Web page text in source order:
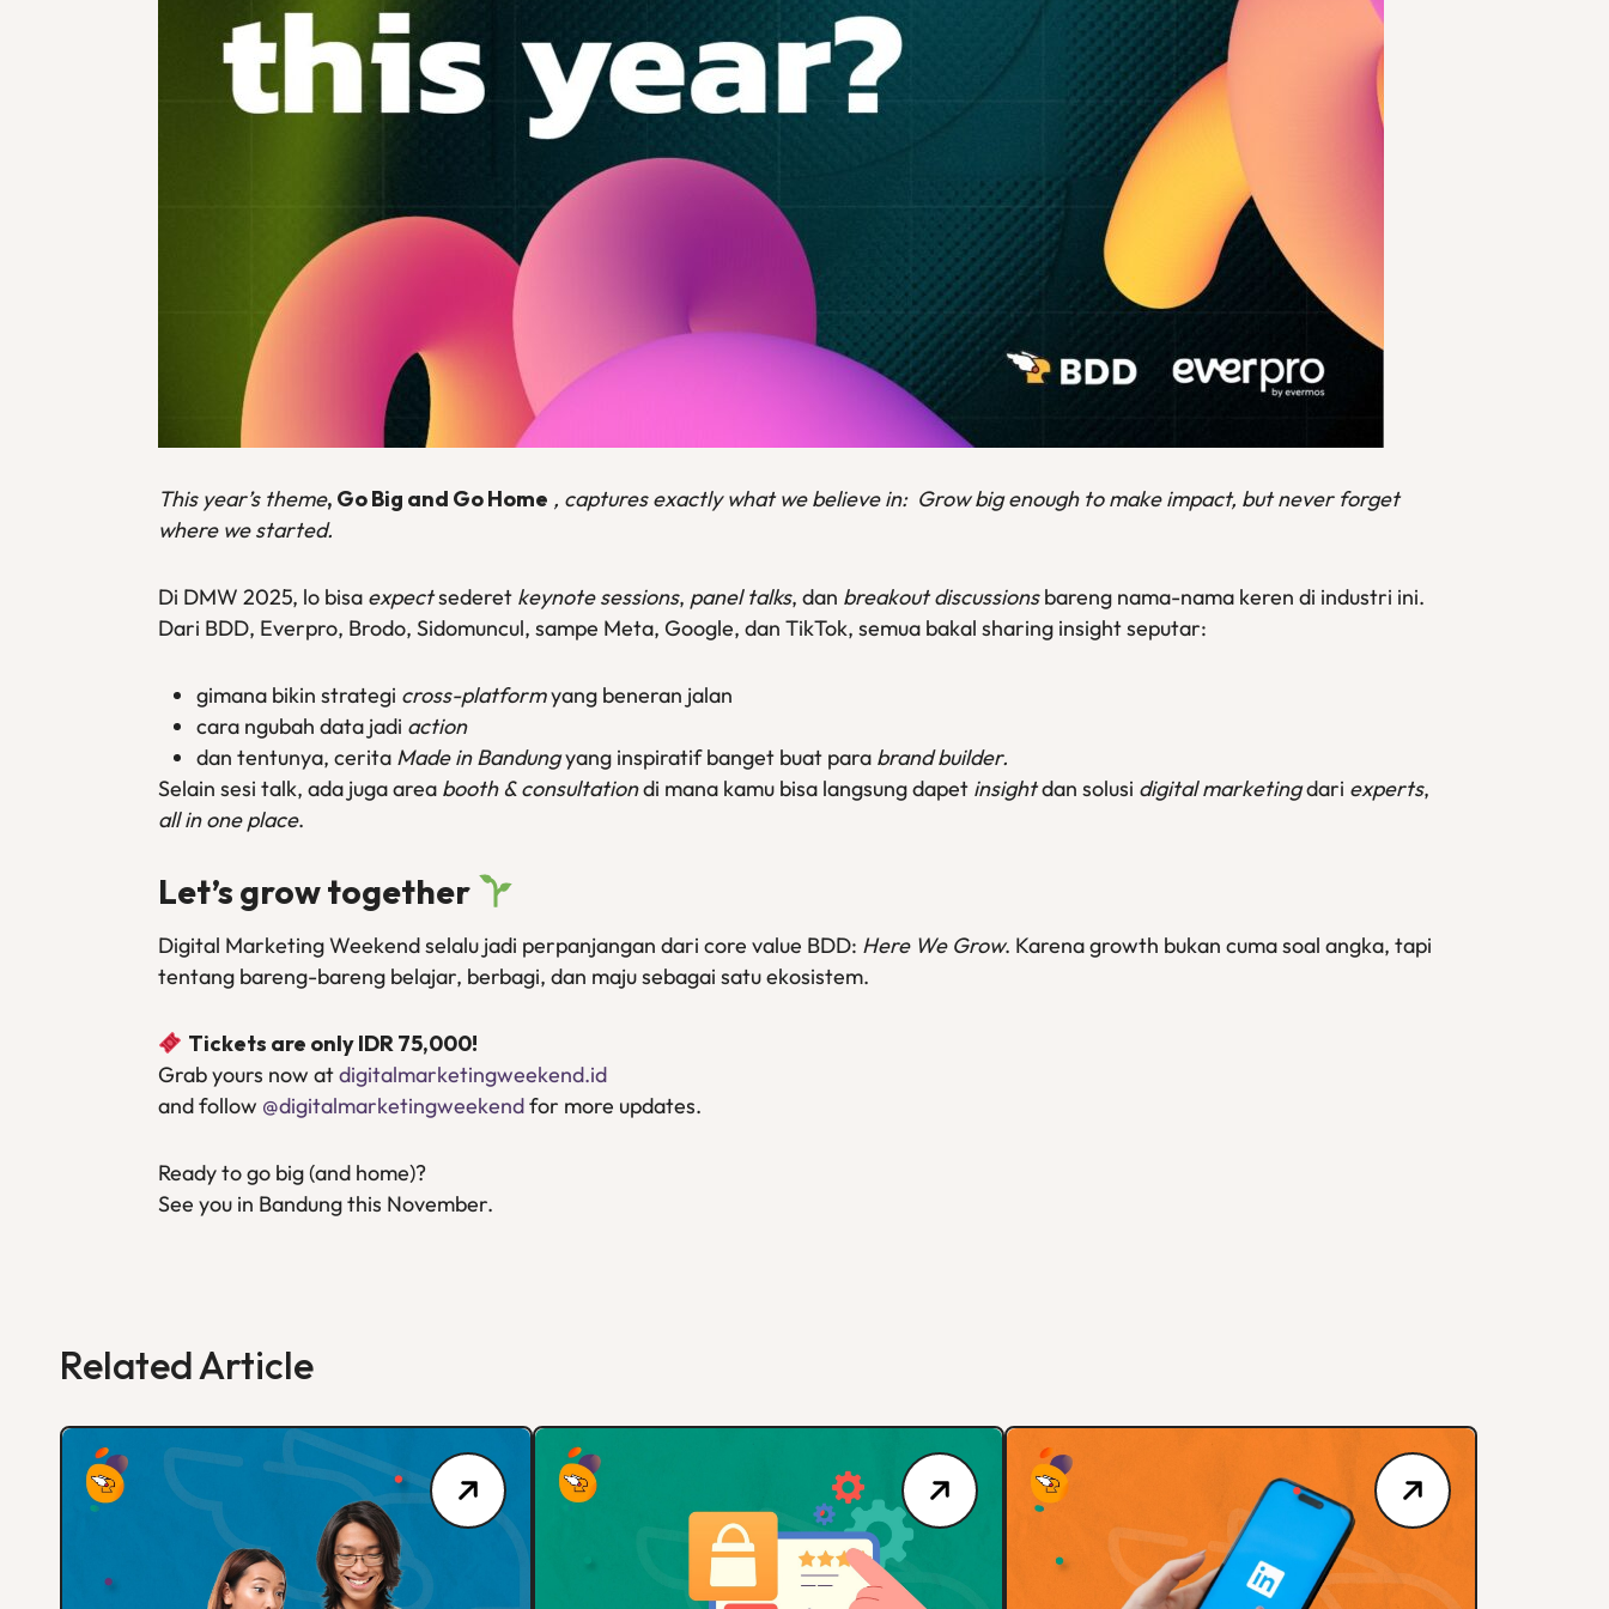
This year’s theme, Go Big and Go Home , captures exactly what we believe in: Grow big enough to make impact, but never forget
where we started.
Di DMW 2025, lo bisa expectsederet keynote sessions, panel talks, dan breakout discussionsbareng nama-nama keren di industri ini.
Dari BDD, Everpro, Brodo, Sidomuncul, sampe Meta, Google, dan TikTok, semua bakal sharing insight seputar:
gimana bikin strategi cross-platformyang beneran jalan
cara ngubah data jadi action
dan tentunya, cerita Made in Bandungyang inspiratif banget buat para brand builder.
Selain sesi talk, ada juga area booth & consultationdi mana kamu bisa langsung dapet insightdan solusi digital marketingdari experts,
all in one place.
Let’s grow together
Digital Marketing Weekend selalu jadi perpanjangan dari core value BDD: Here We Grow. Karena growth bukan cuma soal angka, tapi
tentang bareng-bareng belajar, berbagi, dan maju sebagai satu ekosistem.
Tickets are only IDR 75,000!
Grab yours now atdigitalmarketingweekend.id
and follow @digitalmarketingweekendfor more updates.
Ready to go big (and home)?
See you in Bandung this November.
Related Article